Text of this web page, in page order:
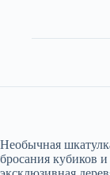
Необычная
бросания кубиков